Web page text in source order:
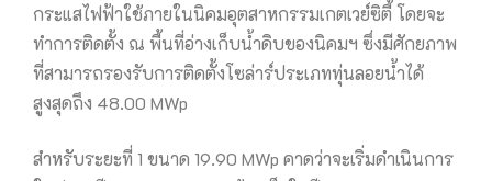
กระแสไฟฟ้าใช้ภายในนิคมอุตสาหกรรมเกตเวย์ซิตี้ โดยจะ
ทำการติดตั้ง ณ พื้นที่อ่างเก็บน้ำดิบของนิคมฯ ซึ่งมีศักยภาพ
ที่สามารถรองรับการติดตั้งโซล่าร์ประเภททุ่นลอยน้ำได้
สูงสุดถึง 48.00 MWp
สำหรับระยะที่ 1 ขนาด 19.90 MWp คาดว่าจะเริ่มดำเนินการ